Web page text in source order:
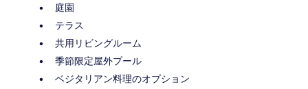
庭園
テラス
共用リビングルーム
季節限定屋外プール
ベジタリアン料理のオプション